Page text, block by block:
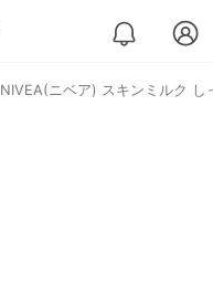
NIVEA(ニベア) スキンミルク し